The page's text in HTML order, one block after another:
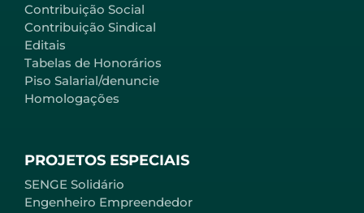
Contribuição Social
Contribuição Sindical
Editais
Tabelas de Honorários
Piso Salarial/denuncie
Homologações
PROJETOS ESPECIAIS
SENGE Solidário
Engenheiro Empreendedor